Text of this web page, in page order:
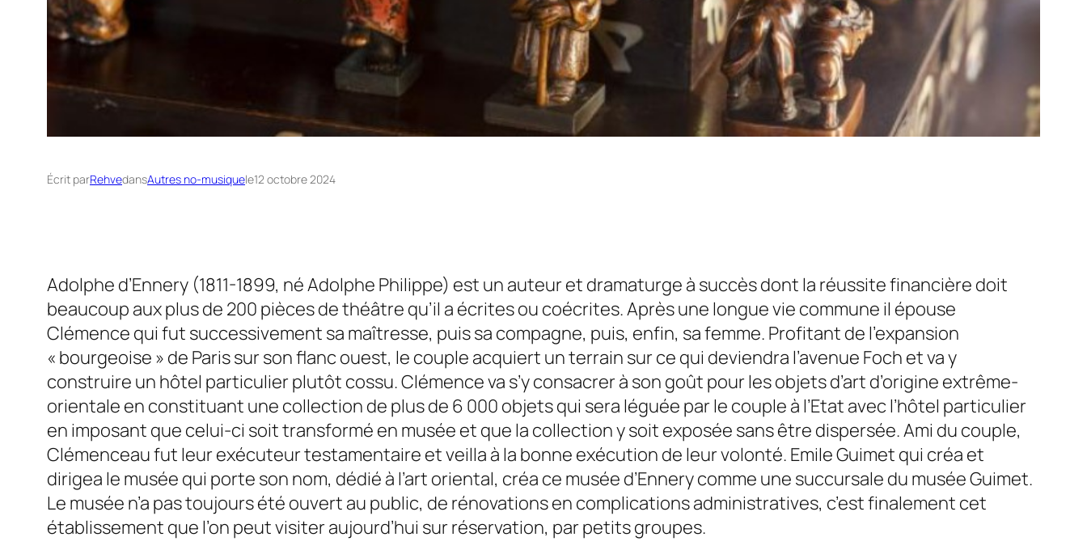
Écrit parRehvedansAutres no-musiquele12 octobre 2024
Adolphe d’Ennery (1811-1899, né Adolphe Philippe) est un auteur et dramaturge à succès dont la réussite financière doit
beaucoup aux plus de 200 pièces de théâtre qu’il a écrites ou coécrites. Après une longue vie commune il épouse
Clémence qui fut successivement sa maîtresse, puis sa compagne, puis, enfin, sa femme. Profitant de l’expansion
« bourgeoise » de Paris sur son flanc ouest, le couple acquiert un terrain sur ce qui deviendra l’avenue Foch et va y
construire un hôtel particulier plutôt cossu. Clémence va s’y consacrer à son goût pour les objets d’art d’origine extrême-
orientale en constituant une collection de plus de 6 000 objets qui sera léguée par le couple à l’Etat avec l’hôtel particulier
en imposant que celui-ci soit transformé en musée et que la collection y soit exposée sans être dispersée. Ami du couple,
Clémenceau fut leur exécuteur testamentaire et veilla à la bonne exécution de leur volonté. Emile Guimet qui créa et
dirigea le musée qui porte son nom, dédié à l’art oriental, créa ce musée d’Ennery comme une succursale du musée Guimet.
Le musée n’a pas toujours été ouvert au public, de rénovations en complications administratives, c’est finalement cet
établissement que l’on peut visiter aujourd’hui sur réservation, par petits groupes.